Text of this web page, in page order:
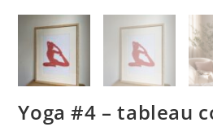
Yoga #4 – tableau